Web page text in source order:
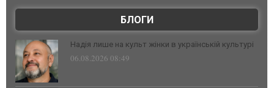
БЛОГИ
Надія лише на культ жінки в українській культурі
06.08.2026 08:49